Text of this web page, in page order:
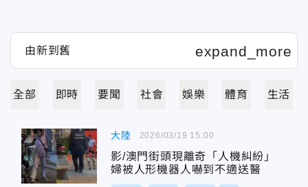
全部 即時 要聞 社會 娛樂 體育 生活
大陸
影/澳門街頭現離奇「人機糾紛」
婦被人形機器人嚇到不適送醫
2026/03/19 15:00